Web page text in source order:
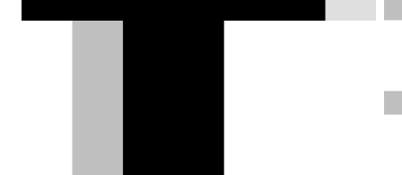
πιο mainstream και εμπορικές